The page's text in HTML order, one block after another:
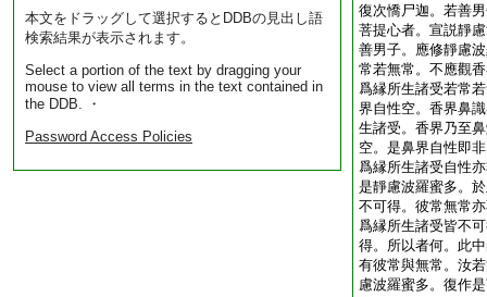
本文をドラッグして選択するとDDBの見出し語
検索結果が表示されます。
Select a portion of the text by dragging your
mouse to view all terms in the text contained in
the DDB. ・
Password Access Policies
復次憍尸迦。若善
菩提心者。宣説靜
善男子。應修靜慮
常若無常。不應觀
爲縁所生諸受若常
界自性空。香界鼻
生諸受。香界乃至
空。是鼻界自性即
爲縁所生諸受自性
是靜慮波羅蜜多。
不可得。彼常無常
爲縁所生諸受皆不
得。所以者何。此
有彼常與無常。汝
慮波羅蜜多。復作